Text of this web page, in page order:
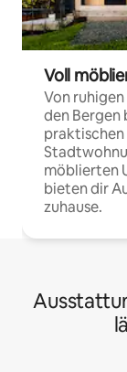
Voll
Von
den Bergen
praktischen
möblierten
bieten dir
zuhause.